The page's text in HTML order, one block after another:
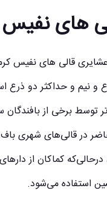
های
و نیم و حداکثر دو
توسط برخی از بافندگان
در قالی‌های شهری باف
کماکان از
استفاده می‌شود.